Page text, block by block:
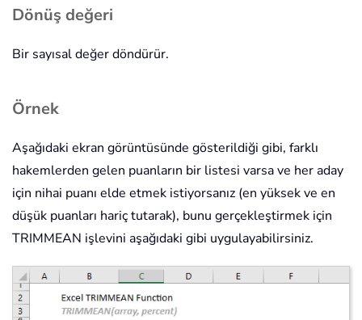
Dönüş değeri
Bir sayısal değer döndürür.
Örnek
Aşağıdaki ekran görüntüsünde gösterildiği gibi, farklı
hakemlerden gelen puanların bir listesi varsa ve her aday
için nihai puanı elde etmek istiyorsanız (en yüksek ve en
düşük puanları hariç tutarak), bunu gerçekleştirmek için
TRIMMEAN işlevini aşağıdaki gibi uygulayabilirsiniz.